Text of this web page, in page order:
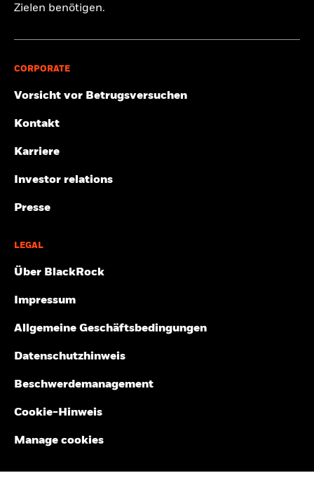
Zielen benötigen.
CORPORATE
Vorsicht vor Betrugsversuchen
Kontakt
Karriere
Investor relations
Presse
LEGAL
Über BlackRock
Impressum
Allgemeine Geschäftsbedingungen
Datenschutzhinweis
Beschwerdemanagement
Cookie-Hinweis
Manage cookies